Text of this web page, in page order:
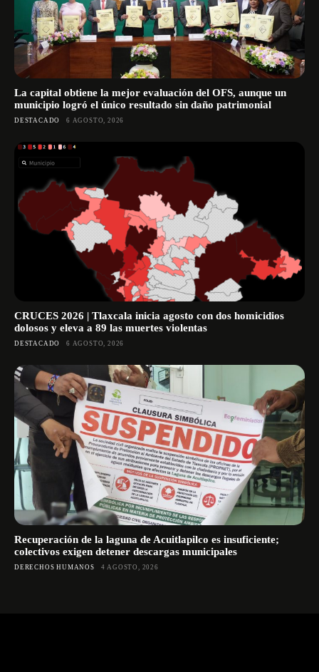
La capital obtiene la mejor evaluación del OFS, aunque un
municipio logró el único resultado sin daño patrimonial
DESTACADO 6 AGOSTO, 2026
CRUCES 2026 | Tlaxcala inicia agosto con dos homicidios
dolosos y eleva a 89 las muertes violentas
DESTACADO 6 AGOSTO, 2026
Recuperación de la laguna de Acuitlapilco es insuficiente;
colectivos exigen detener descargas municipales
DERECHOS HUMANOS 4 AGOSTO, 2026